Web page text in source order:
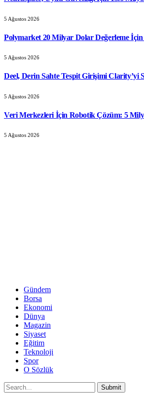
5 Ağustos 2026
Polymarket 20 Milyar Dolar Değerleme İçin
5 Ağustos 2026
Deel, Derin Sahte Tespit Girişimi Clarity’yi
5 Ağustos 2026
Veri Merkezleri İçin Robotik Çözüm: 5
5 Ağustos 2026
Gündem
Borsa
Ekonomi
Dünya
Magazin
Siyaset
Eğitim
Teknoloji
Spor
O Sözlük
Submit